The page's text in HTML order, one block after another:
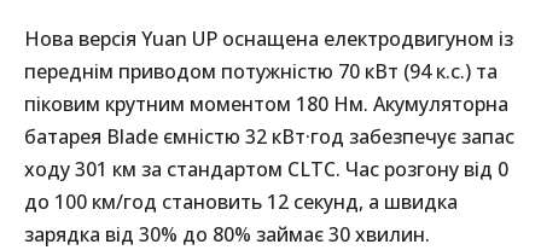
Нова версія Yuan UP оснащена електродвигуном із
переднім приводом потужністю 70 кВт (94 к.с.) та
піковим крутним моментом 180 Нм. Акумуляторна
батарея Blade ємністю 32 кВт·год забезпечує запас
ходу 301 км за стандартом CLTC. Час розгону від 0
до 100 км/год становить 12 секунд, а швидка
зарядка від 30% до 80% займає 30 хвилин.